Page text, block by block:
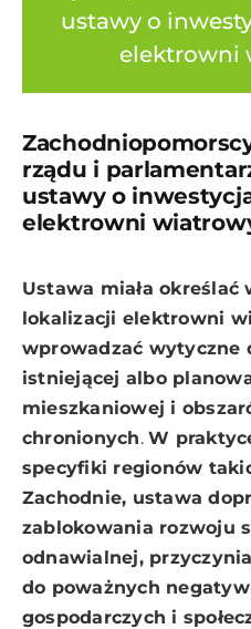
ustawy o
elektrowni
rządu i
ustawy o
elektrowni
Ustawa miała
lokalizacji elektrowni
wprowadzać wytyczne
istniejącej albo
mieszkaniowej i
chronionych.W
specyfiki regionów
Zachodnie, ustawa
zablokowania rozwoju
odnawialnej,
do poważnych
gospodarczych i